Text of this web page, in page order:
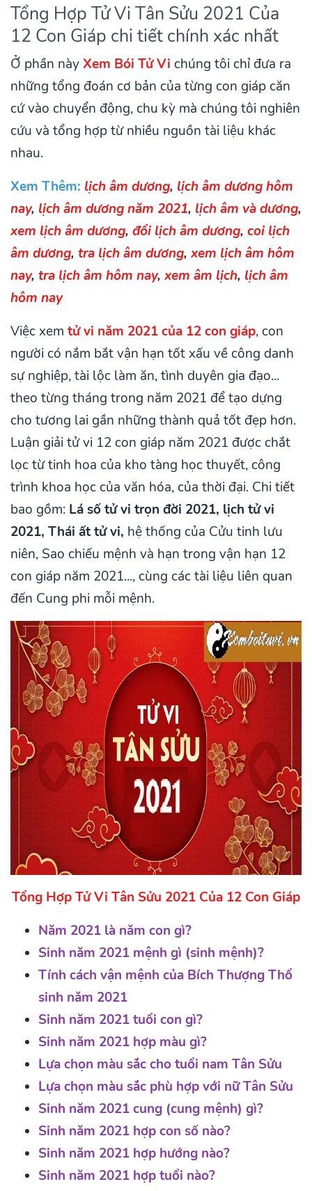
Tổng Hợp Tử Vi Tân Sửu 2021 Của
12 Con Giáp chi tiết chính xác nhất
Ở phần này Xem Bói Tử Vi chúng tôi chỉ đưa ra
những tổng đoán cơ bản của từng con giáp căn
cứ vào chuyển động, chu kỳ mà chúng tôi nghiên
cứu và tổng hợp từ nhiều nguồn tài liệu khác
nhau.
Xem Thêm: lịch âm dương, lịch âm dương hôm
nay, lịch âm dương năm 2021, lịch âm và dương,
xem lịch âm dương, đổi lịch âm dương, coi lịch
âm dương, tra lịch âm dương, xem lịch âm hôm
nay, tra lịch âm hôm nay, xem âm lịch, lịch âm
hôm nay
Việc xem tử vi năm 2021 của 12 con giáp, con
người có nắm bắt vận hạn tốt xấu về công danh
sự nghiệp, tài lộc làm ăn, tình duyên gia đạo...
theo từng tháng trong năm 2021 để tạo dựng
cho tương lai gần những thành quả tốt đẹp hơn.
Luận giải tử vi 12 con giáp năm 2021 được chắt
lọc từ tinh hoa của kho tàng học thuyết, công
trình khoa học của văn hóa, của thời đại. Chi tiết
bao gồm: Lá số tử vi trọn đời 2021, lịch tử vi
2021, Thái ất tử vi, hệ thống của Cửu tinh lưu
niên, Sao chiếu mệnh và hạn trong vận hạn 12
con giáp năm 2021..., cùng các tài liệu liên quan
đến Cung phi mỗi mệnh.
Tổng Hợp Tử Vi Tân Sửu 2021 Của 12 Con Giáp
Năm 2021 là năm con gì?
Sinh năm 2021 mệnh gì (sinh mệnh)?
Tính cách vận mệnh của Bích Thượng Thổ
sinh năm 2021
Sinh năm 2021 tuổi con gì?
Sinh năm 2021 hợp màu gì?
Lựa chọn màu sắc cho tuổi nam Tân Sửu
Lựa chọn màu sắc phù hợp với nữ Tân Sửu
Sinh năm 2021 cung (cung mệnh) gì?
Sinh năm 2021 hợp con số nào?
Sinh năm 2021 hợp hướng nào?
Sinh năm 2021 hợp tuổi nào?